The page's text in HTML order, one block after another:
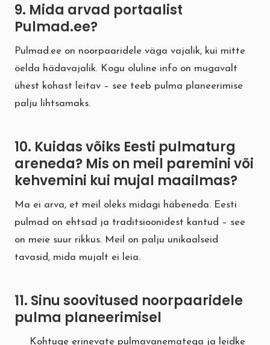
9. Mida arvad portaalist
Pulmad.ee?
Pulmad.ee on noorpaaridele väga vajalik, kui mitte
öelda hädavajalik. Kogu oluline info on mugavalt
ühest kohast leitav – see teeb pulma planeerimise
palju lihtsamaks.
10. Kuidas võiks Eesti pulmaturg
areneda? Mis on meil paremini või
kehvemini kui mujal maailmas?
Ma ei arva, et meil oleks midagi häbeneda. Eesti
pulmad on ehtsad ja traditsioonidest kantud – see
on meie suur rikkus. Meil on palju unikaalseid
tavasid, mida mujalt ei leia.
11. Sinu soovitused noorpaaridele
pulma planeerimisel
Kohtuge erinevate pulmavanematega ja leidke